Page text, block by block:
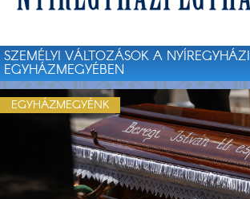
SZEMÉLYI VÁLTOZÁSOK A NYÍREGYHÁZI
EGYHÁZMEGYÉBEN
EGYHÁZMEGYÉNK